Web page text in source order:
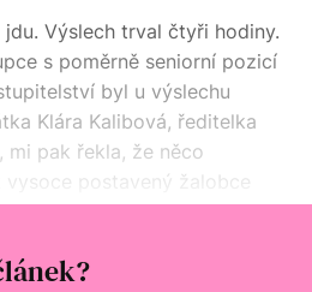
Výslech trval čtyři hodiny.
s poměrně seniorní pozicí
byl u výslechu
Klára Kalibová, ředitelka
mi pak řekla, že něco
postavený žalobce
let právní praxe ještě